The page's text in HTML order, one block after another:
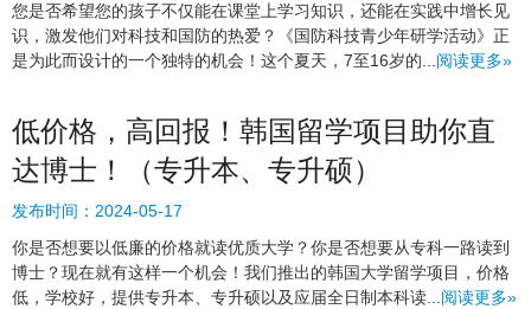
您是否希望您的孩子不仅能在课堂上学习知识，还能在实践中增长见
识，激发他们对科技和国防的热爱？《国防科技青少年研学活动》正
是为此而设计的一个独特的机会！这个夏天，7至16岁的...阅读更多»
低价格，高回报！韩国留学项目助你直
达博士！（专升本、专升硕）
发布时间： 2024-05-17
你是否想要以低廉的价格就读优质大学？你是否想要从专科一路读到
博士？现在就有这样一个机会！我们推出的韩国大学留学项目，价格
低，学校好，提供专升本、专升硕以及应届全日制本科读...阅读更多»